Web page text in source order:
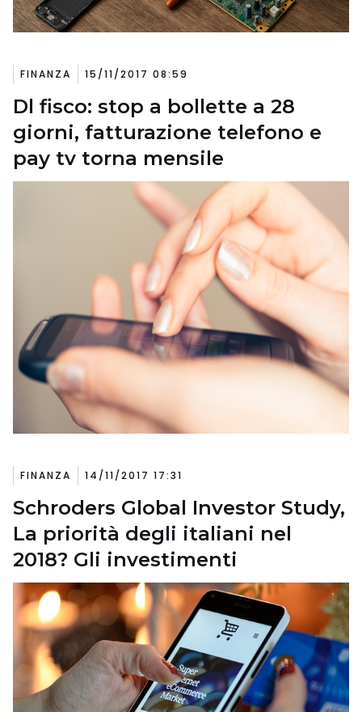
FINANZA 15/11/2017 08:59
Dl fisco: stop a bollette a 28
giorni, fatturazione telefono e
pay tv torna mensile
FINANZA 14/11/2017 17:31
Schroders Global Investor Study,
La priorità degli italiani nel
2018? Gli investimenti